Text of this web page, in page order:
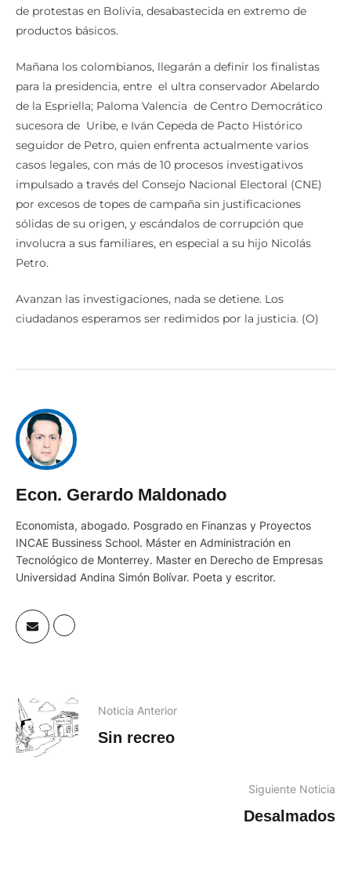
de protestas en Bolivia, desabastecida en extremo de
productos básicos.
Mañana los colombianos, llegarán a definir los finalistas
para la presidencia, entre el ultra conservador Abelardo
de la Espriella; Paloma Valencia de Centro Democrático
sucesora de Uribe, e Iván Cepeda de Pacto Histórico
seguidor de Petro, quien enfrenta actualmente varios
casos legales, con más de 10 procesos investigativos
impulsado a través del Consejo Nacional Electoral (CNE)
por excesos de topes de campaña sin justificaciones
sólidas de su origen, y escándalos de corrupción que
involucra a sus familiares, en especial a su hijo Nicolás
Petro.
Avanzan las investigaciones, nada se detiene. Los
ciudadanos esperamos ser redimidos por la justicia. (O)
Econ. Gerardo Maldonado
Economista, abogado. Posgrado en Finanzas y Proyectos
INCAE Bussiness School. Máster en Administración en
Tecnológico de Monterrey. Master en Derecho de Empresas
Universidad Andina Simón Bolívar. Poeta y escritor.
Noticia Anterior
Sin recreo
Siguiente Noticia
Desalmados